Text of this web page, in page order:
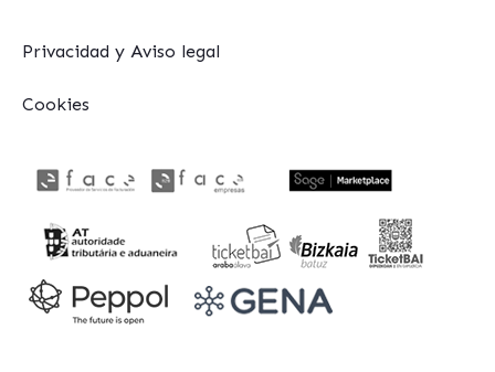
Privacidad y Aviso legal
Cookies